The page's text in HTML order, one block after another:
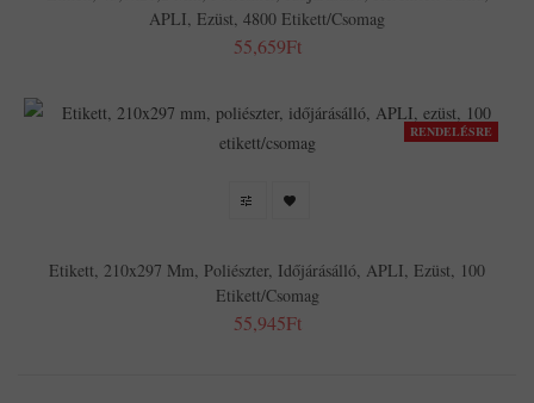
APLI, Ezüst, 4800 Etikett/csomag
55,659Ft
RENDELÉSRE
Etikett, 210x297 Mm, Poliészter, Időjárásálló, APLI, Ezüst, 100
Etikett/csomag
55,945Ft